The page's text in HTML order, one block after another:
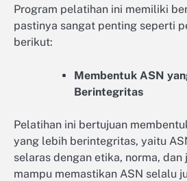
Program pelatihan ini memiliki
pastinya sangat penting seperti
berikut:
Membentuk ASN
Berintegritas
Pelatihan ini bertujuan
yang lebih berintegritas, yaitu
selaras dengan etika, norma, dan
mampu memastikan ASN selalu